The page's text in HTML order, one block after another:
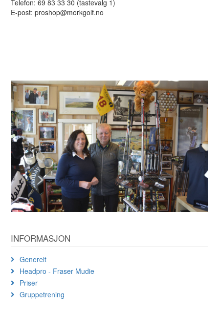
Telefon: 69 83 33 30 (tastevalg 1)
E-post: proshop@morkgolf.no
INFORMASJON
Generelt
Headpro - Fraser Mudie
Priser
Gruppetrening